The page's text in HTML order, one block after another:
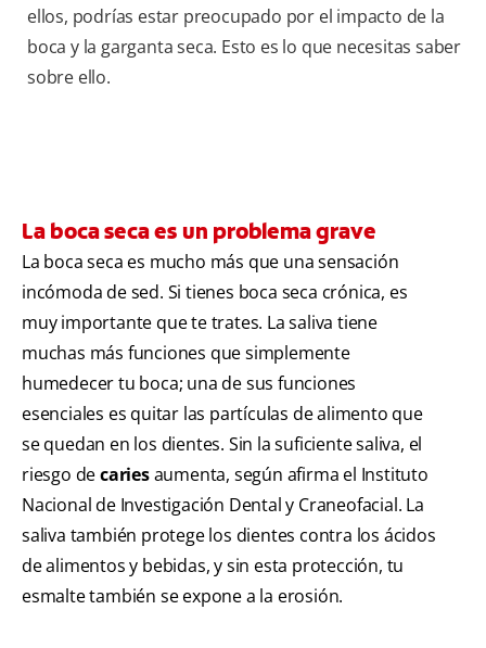
ellos, podrías estar preocupado por el impacto de la
boca y la garganta seca. Esto es lo que necesitas saber
sobre ello.
La boca seca es un problema grave
La boca seca es mucho más que una sensación
incómoda de sed. Si tienes boca seca crónica, es
muy importante que te trates. La saliva tiene
muchas más funciones que simplemente
humedecer tu boca; una de sus funciones
esenciales es quitar las partículas de alimento que
se quedan en los dientes. Sin la suficiente saliva, el
riesgo decariesaumenta, según afirma el Instituto
Nacional de Investigación Dental y Craneofacial. La
saliva también protege los dientes contra los ácidos
de alimentos y bebidas, y sin esta protección, tu
esmalte también se expone a la erosión.